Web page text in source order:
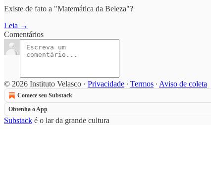
Existe de fato a "Matemática da Beleza"?
Leia →
Comentários
© 2026 Instituto Velasco · Privacidade ∙ Termos ∙ Aviso de coleta
Comece seu Substack
Obtenha o App
Substack é o lar da grande cultura